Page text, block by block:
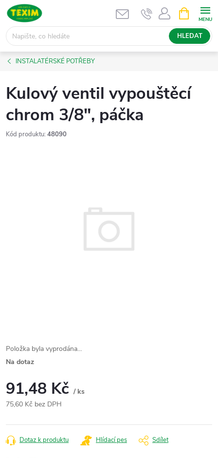
Přejít
obsah
HLEDAT
NÁKUPNÍ
KOŠÍK
INSTALATÉRSKÉ POTŘEBY
Kulový ventil vypouštěcí
chrom 3/8", páčka
Kód produktu: 48090
Položka byla vyprodána…
Na dotaz
91,48 Kč / ks
75,60 Kč bez DPH
cena:
Dotaz k produktu Hlídací pes Sdílet